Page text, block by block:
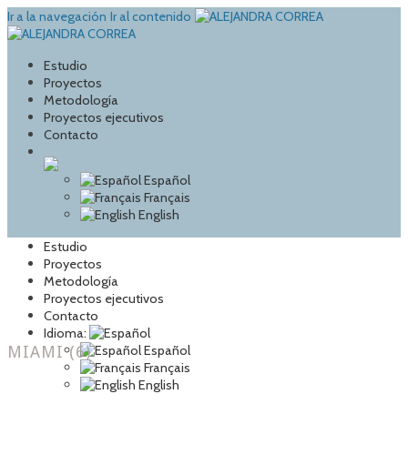
Ir a la navegación Ir al contenido
Estudio
Proyectos
Metodología
Proyectos ejecutivos
Contacto
Español
Français
English
Estudio
Proyectos
Metodología
Proyectos ejecutivos
Contacto
Idioma:
Español
Français
English
MIAMI (6)